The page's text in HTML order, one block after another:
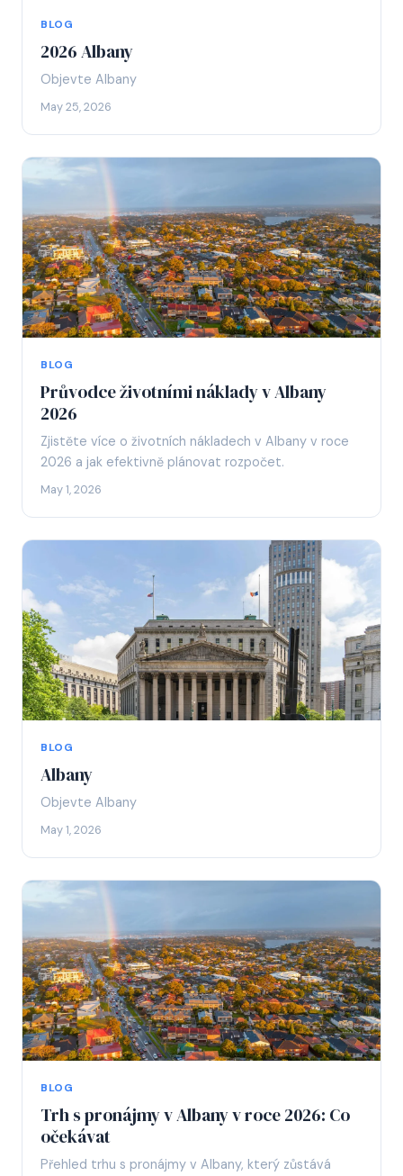
BLOG
2026 Albany
Objevte Albany
May 25, 2026
BLOG
Průvodce životními náklady v Albany
2026
Zjistěte více o životních nákladech v Albany v roce
2026 a jak efektivně plánovat rozpočet.
May 1, 2026
BLOG
Albany
Objevte Albany
May 1, 2026
BLOG
Trh s pronájmy v Albany v roce 2026: Co
očekávat
Přehled trhu s pronájmy v Albany, který zůstává